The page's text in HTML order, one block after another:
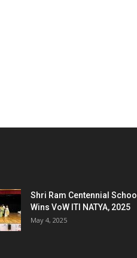
Shri Ram Centennial School
Wins VoW ITI NATYA, 2025
May 4, 2025